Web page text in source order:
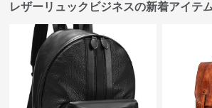
レザーリュックビジネスの新着アイテ